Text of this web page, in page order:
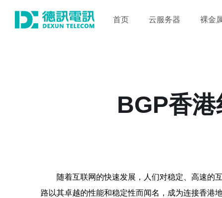
首页 云服务器 裸金
BGP香
随着互联网的快速发展，人们对稳定、高速的
路以其卓越的性能和稳定性而闻名，成为连接香港